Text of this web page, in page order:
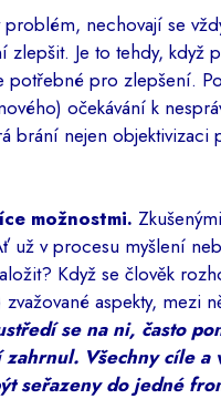
nechovají se
Je to tehdy, když
pro zlepšení.
očekávání k
brání nejen objektivizaci
možnostmi.
už v procesu myšlení
Když se člověk
aspekty, mezi
se na ni, často
Všechny cíle a
seřazeny do jedné